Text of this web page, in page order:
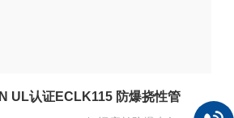
UL认证ECLK115 防爆挠性管